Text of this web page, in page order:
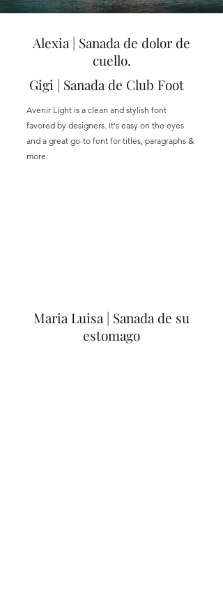
Alexia | Sanada de dolor de
cuello.
Gigi | Sanada de Club Foot
Avenir Light is a clean and stylish font
favored by designers. It's easy on the eyes
and a great go-to font for titles, paragraphs &
more.
Maria Luisa | Sanada de su
estomago